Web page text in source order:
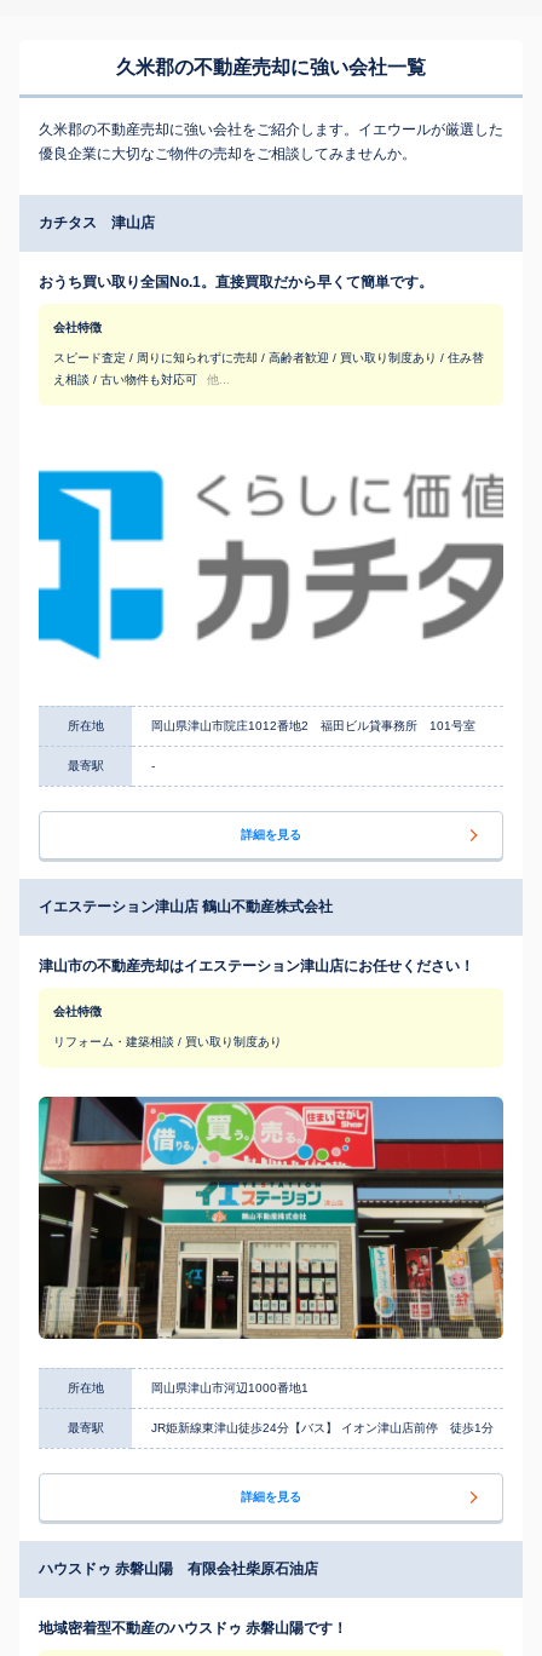
久米郡の不動産売却に強い会社一覧
久米郡の不動産売却に強い会社をご紹介します。イエウールが厳選した
優良企業に大切なご物件の売却をご相談してみませんか。
カチタス 津山店
おうち買い取り全国No.1。直接買取だから早くて簡単です。
会社特徴
スピード査定 / 周りに知られずに売却 / 高齢者歓迎 / 買い取り制度あり / 住み替
え相談 / 古い物件も対応可
他...
所在地 岡山県津山市院庄1012番地2 福田ビル貸事務所 101号室
最寄駅 -
詳細を見る
イエステーション津山店 鶴山不動産株式会社
津山市の不動産売却はイエステーション津山店にお任せください！
会社特徴
リフォーム・建築相談 / 買い取り制度あり
所在地 岡山県津山市河辺1000番地1
最寄駅 JR姫新線東津山徒歩24分【バス】 イオン津山店前停 徒歩1分
詳細を見る
ハウスドゥ 赤磐山陽 有限会社柴原石油店
地域密着型不動産のハウスドゥ 赤磐山陽です！